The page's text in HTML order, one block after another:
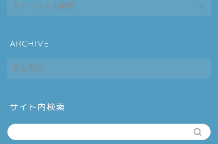
ARCHIVE
ARCHIVE
サイト内検索